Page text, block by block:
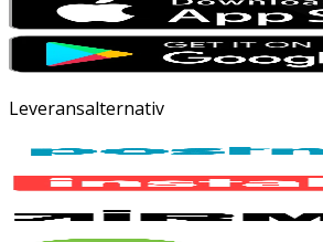
Leveransalternativ